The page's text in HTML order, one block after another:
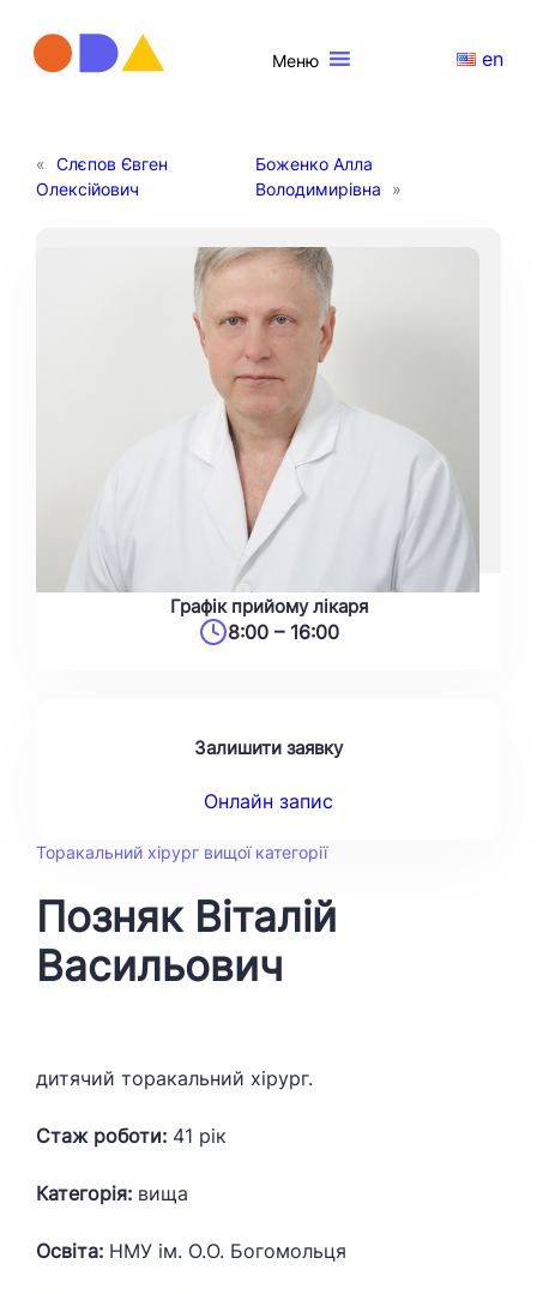
Меню en
«
Слєпов Євген
Олексійович
Боженко Алла
Володимирівна
»
Графік прийому лікаря
8:00 – 16:00
Залишити заявку
Онлайн запис
Торакальний хірург вищої категорії
Позняк Віталій
Васильович
дитячий торакальний хірург.
Стаж роботи: 41 рік
Категорія: вища
Освіта: НМУ ім. О.О. Богомольця